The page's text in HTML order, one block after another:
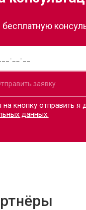
бесплатную
заявку
кнопку отправить я
данных.